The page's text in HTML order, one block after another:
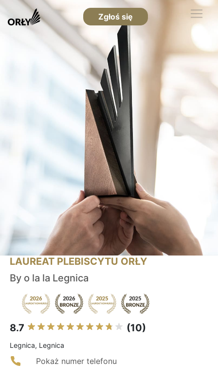
Zgłoś się
LAUREAT PLEBISCYTU ORŁY
By o la la Legnica
8.7 (10)
Legnica, Legnica
Pokaż numer telefonu